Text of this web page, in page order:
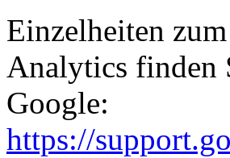
Einzelheiten
Analytics finden
Google:
https://